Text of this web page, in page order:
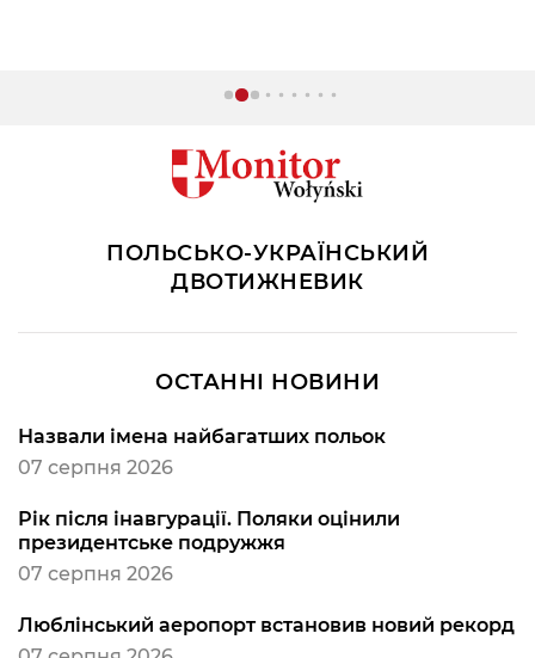
ПОЛЬСЬКО-УКРАЇНСЬКИЙ
ДВОТИЖНЕВИК
ОСТАННІ НОВИНИ
Назвали імена найбагатших польок
07 серпня 2026
Рік після інавгурації. Поляки оцінили
президентське подружжя
07 серпня 2026
Люблінський аеропорт встановив новий рекорд